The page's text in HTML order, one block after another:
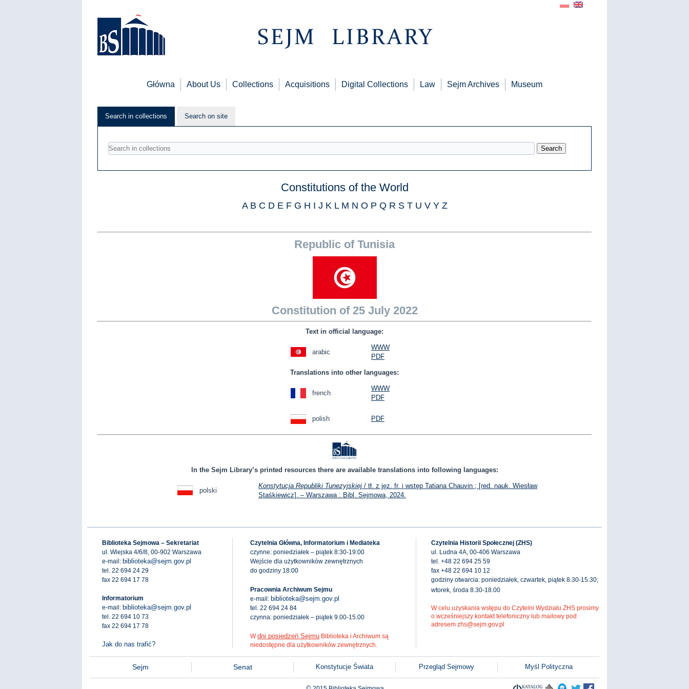
Główna About Us Collections Acquisitions Digital Collections Law Sejm Archives Museum
Search in collections Search on site
Constitutions of the World
A B C D E F G H I J K L M N O P Q R S T U V Y Z
Republic of Tunisia
Constitution of 25 July 2022
Text in official language:
arabic
WWW
PDF
Translations into other languages:
french
WWW
PDF
polish PDF
In the Sejm Library’s printed resources there are available translations into following languages:
polski
Konstytucja Republiki Tunezyjskiej / tł. z jęz. fr. i wstęp Tatiana Chauvin ; [red. nauk. Wiesław
Staśkiewicz]. – Warszawa : Bibl. Sejmowa, 2024.
Biblioteka Sejmowa – Sekretariat
ul. Wiejska 4/6/8, 00-902 Warszawa
e-mail: biblioteka@sejm.gov.pl
tel. 22 694 24 29
fax 22 694 17 78
Informatorium
e-mail: biblioteka@sejm.gov.pl
tel. 22 694 10 73
fax 22 694 17 78
Jak do nas trafić?
Czytelnia Główna, Informatorium i Mediateka
czynne: poniedziałek – piątek 8:30-19:00
Wejście dla użytkowników zewnętrznych
do godziny 18:00
Pracownia Archiwum Sejmu
e-mail: biblioteka@sejm.gov.pl
tel. 22 694 24 84
czynna: poniedziałek – piątek 9.00-15.00
Wdni posiedzeń Sejmu Biblioteka i Archiwum są
niedostępne dla użytkowników zewnętrznych.
Czytelnia Historii Społecznej (ZHS)
ul. Ludna 4A, 00-406 Warszawa
tel. +48 22 694 25 59
fax +48 22 694 10 12
godziny otwarcia: poniedziałek, czwartek, piątek 8.30-15.30;
wtorek, środa 8.30-18.00
W celu uzyskania wstępu do Czytelni Wydziału ZHS prosimy
o wcześniejszy kontakt telefoniczny lub mailowy pod
adresem zhs@sejm.gov.pl
Sejm Senat Konstytucje Świata Przegląd Sejmowy Myśl Polityczna